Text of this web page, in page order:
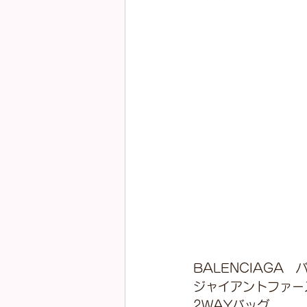
BALENCIAGA　
ジャイアントファー